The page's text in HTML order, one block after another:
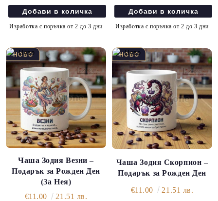
Изработка с поръчка от 2 до 3 дни Изработка с поръчка от 2 до 3 дни
Чаша Зодия Везни –
Подарък за Рожден Ден
(За Нея)
€11.00
21.51 лв.
Чаша Зодия Скорпион –
Подарък за Рожден Ден
€11.00 21.51 лв.